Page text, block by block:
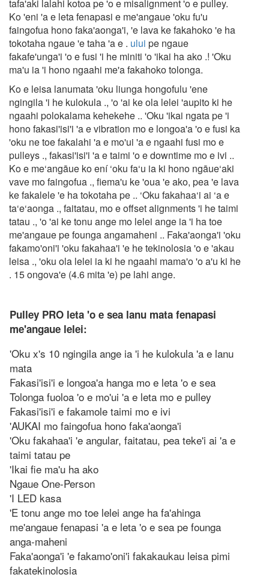
tafa'aki lalahi kotoa pe 'o e misalignment 'o e pulley.
Ko 'eni 'a e leta fenapasi e me'angaue 'oku fu'u
faingofua hono faka'aonga'i, 'e lava ke fakahoko 'e ha
tokotaha ngaue 'e taha 'a e . ului pe ngaue
fakafe'unga'i 'o e fusi 'i he miniti 'o 'ikai ha ako .! 'Oku
ma'u ia 'i hono ngaahi me'a fakahoko tolonga.
Ko e leisa lanumata 'oku liunga hongofulu 'ene
ngingila 'i he kulokula ., 'o 'ai ke ola lelei 'aupito ki he
ngaahi polokalama kehekehe .. 'Oku 'ikai ngata pe 'i
hono fakasi'isi'i 'a e vibration mo e longoa'a 'o e fusi ka
'oku ne toe fakalahi 'a e mo'ui 'a e ngaahi fusi mo e
pulleys ., fakasi'isi'i 'a e taimi 'o e downtime mo e ivi ..
Ko e me‘angāue ko ení ‘oku fa‘u ia ki hono ngāue‘aki
vave mo faingofua ., fiema'u ke 'oua 'e ako, pea 'e lava
ke fakalele 'e ha tokotaha pe .. ‘Oku fakahaa‘i ai ‘a e
ta‘e‘aonga ., faitatau, mo e offset alignments 'i he taimi
tatau ., 'o 'ai ke tonu ange mo lelei ange ia 'i ha toe
me'angaue pe founga angamaheni .. Faka'aonga'i 'oku
fakamo'oni'i 'oku fakahaa'i 'e he tekinolosia 'o e 'akau
leisa ., 'oku ola lelei ia ki he ngaahi mama'o 'o a'u ki he
. 15 ongova'e (4.6 mita 'e) pe lahi ange.
Pulley PRO leta 'o e sea lanu mata fenapasi
me'angaue lelei:
'Oku x's 10 ngingila ange ia 'i he kulokula 'a e lanu
mata
Fakasi'isi'i e longoa'a hanga mo e leta 'o e sea
Tolonga fuoloa 'o e mo'ui 'a e leta mo e pulley
Fakasi'isi'i e fakamole taimi mo e ivi
'AUKAI mo faingofua hono faka'aonga'i
'Oku fakahaa'i 'e angular, faitatau, pea teke'i ai 'a e
taimi tatau pe
'Ikai fie ma'u ha ako
Ngaue One-Person
'I LED kasa
'E tonu ange mo toe lelei ange ha fa'ahinga
me'angaue fenapasi 'a e leta 'o e sea pe founga
anga-maheni
Faka'aonga'i 'e fakamo'oni'i fakakaukau leisa pimi
fakatekinolosia